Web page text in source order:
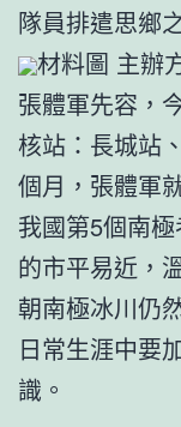
隊員排遣思鄉
材料圖 主辦
張體軍先容，
核站：長城站
個月，張體軍
我國第5個南
的市平易近，
朝南極冰川仍
日常生涯中要
識。